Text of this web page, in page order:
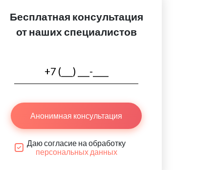
Бесплатная консультация
от наших специалистов
Анонимная консультация
Даю согласие на обработку
персональных данных